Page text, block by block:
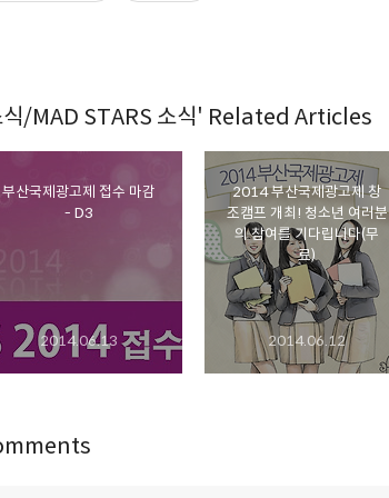
/MAD STARS 소식' Related Articles
부산국제광고제 접수 마감
- D3
2014.06.13
2014 부산국제광고제 창
조캠프 개최! 청소년 여러분
의 참여를 기다립니다(무
료)
2014.06.12